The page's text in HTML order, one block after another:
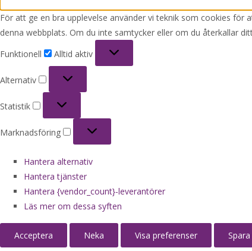
För att ge en bra upplevelse använder vi teknik som cookies
denna webbplats. Om du inte samtycker eller om du återkallar
Funktionell
Alltid aktiv
Alternativ
Statistik
Marknadsföring
Hantera alternativ
Hantera tjänster
Hantera {vendor_count}-leverantörer
Läs mer om dessa syften
Acceptera Neka Visa preferenser